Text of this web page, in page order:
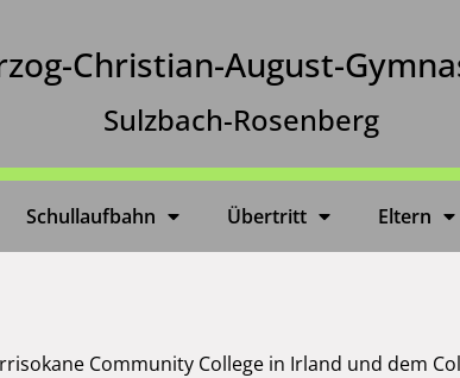
Christian-August-
Sulzbach-Rosenberg
Schullaufbahn Übertritt Eltern
Community College in Irland und dem